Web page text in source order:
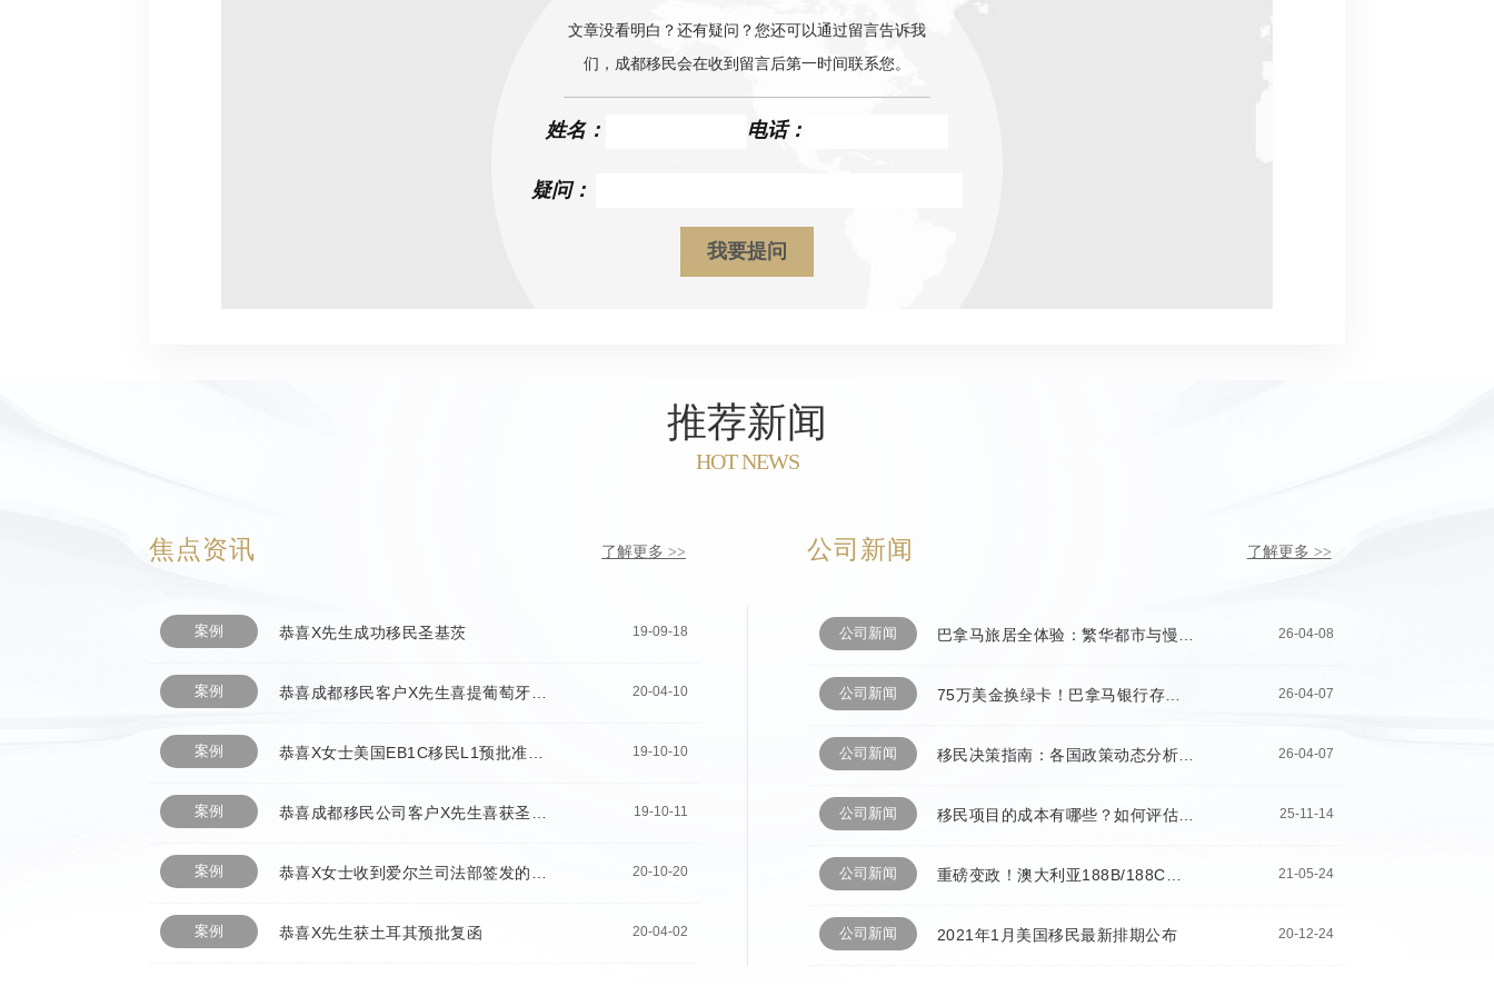
文章没看明白？还有疑问？您还可以通过留言告诉我
们，成都移民会在收到留言后第一时间联系您。
姓名： 电话：
疑问：
推荐新闻
HOT NEWS
焦点资讯 了解更多 >>
案例 恭喜X先生成功移民圣基茨 19-09-18
案例 20-04-10
案例 19-10-10
案例 19-10-11
案例 20-10-20
案例 恭喜X先生获土耳其预批复函 20-04-02
公司新闻 了解更多 >>
公司新闻 26-04-08
公司新闻 26-04-07
公司新闻 26-04-07
公司新闻 25-11-14
公司新闻 21-05-24
公司新闻 2021年1月美国移民最新排期公布 20-12-24